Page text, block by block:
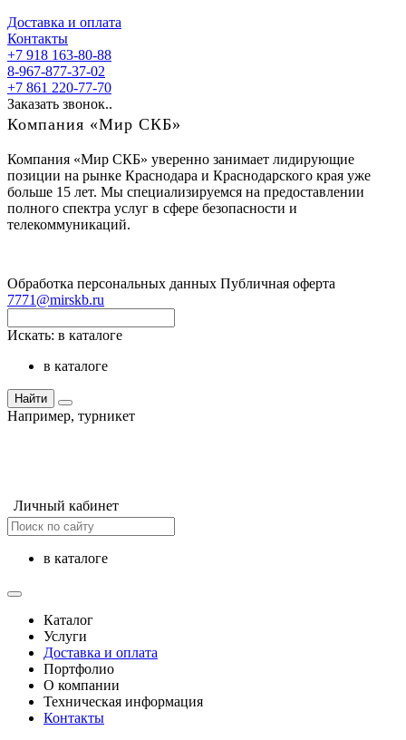
Доставка и оплата
Контакты
+7 918 163-80-88
8-967-877-37-02
+7 861 220-77-70
Заказать звонок..
Компания «Мир СКБ»
Компания «Мир СКБ» уверенно занимает лидирующие
позиции на рынке Краснодара и Краснодарского края уже
больше 15 лет. Мы специализируемся на предоставлении
полного спектра услуг в сфере безопасности и
телекоммуникаций.
Обработка персональных данных Публичная оферта
7771@mirskb.ru
Искать: в каталоге
в каталоге
Найти
Например, турникет
Личный кабинет
в каталоге
Каталог
Услуги
Доставка и оплата
Портфолио
О компании
Техническая информация
Контакты